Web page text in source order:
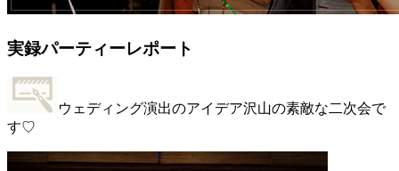
実録パーティーレポート
ウェディング演出のアイデア沢山の素敵な二次会で
す♡